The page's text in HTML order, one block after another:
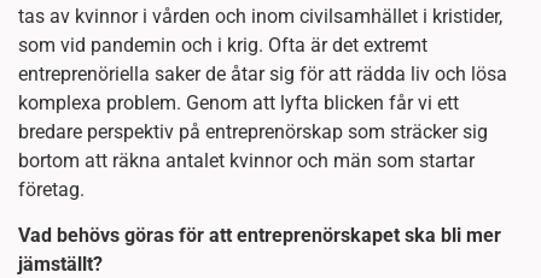
tas av kvinnor i vården och inom civilsamhället i kristider,
som vid pandemin och i krig. Ofta är det extremt
entreprenöriella saker de åtar sig för att rädda liv och lösa
komplexa problem. Genom att lyfta blicken får vi ett
bredare perspektiv på entreprenörskap som sträcker sig
bortom att räkna antalet kvinnor och män som startar
företag.
Vad behövs göras för att entreprenörskapet ska bli mer
jämställt?